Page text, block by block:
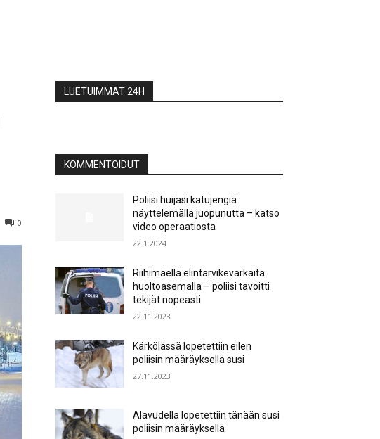
0
LUETUIMMAT 24H
KOMMENTOIDUT
Poliisi huijasi katujengiä
näyttelemällä juopunutta – katso
video operaatiosta
22.1.2024
Riihimäellä elintarvikevarkaita
huoltoasemalla – poliisi tavoitti
tekijät nopeasti
22.11.2023
Kärkölässä lopetettiin eilen
poliisin määräyksellä susi
27.11.2023
Alavudella lopetettiin tänään susi
poliisin määräyksellä